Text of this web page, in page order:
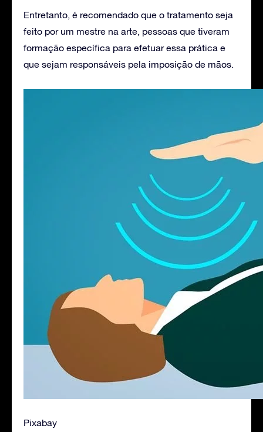
Entretanto, é recomendado que o tratamento seja
feito por um mestre na arte, pessoas que tiveram
formação específica para efetuar essa prática e
que sejam responsáveis pela imposição de mãos.
Pixabay